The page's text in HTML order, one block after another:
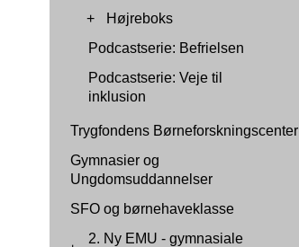
+
Højreboks
Podcastserie: Befrielsen
Podcastserie: Veje til
inklusion
Trygfondens Børneforskningscenter
Gymnasier og
Ungdomsuddannelser
SFO og børnehaveklasse
2. Ny EMU - gymnasiale